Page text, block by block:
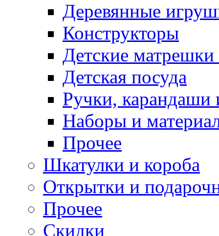
Деревянные
Конструкторы
Детские
Детская посуда
Ручки,
Наборы и
Прочее
Шкатулки и короба
Открытки и
Прочее
Скидки